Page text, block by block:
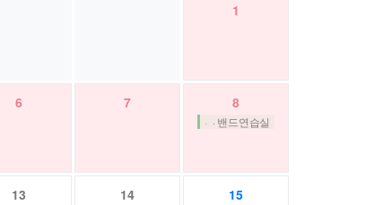
1
6 7 8
· 밴드연습실
13 14 15